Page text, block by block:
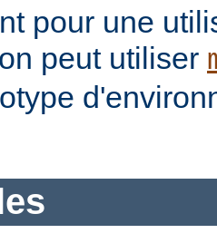
pour une
peut utiliser